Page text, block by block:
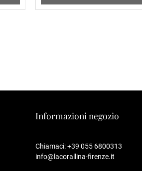
Informazioni negozio
Chiamaci:+39 055 6800313
info@lacorallina-firenze.it